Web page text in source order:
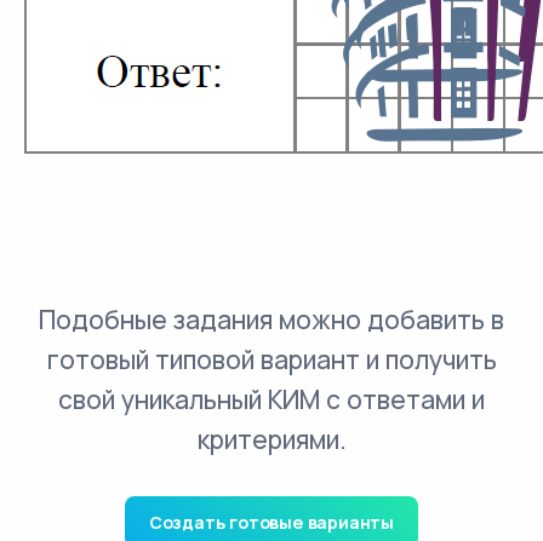
Подобные задания можно добавить в
готовый типовой вариант и получить
свой уникальный КИМ с ответами и
критериями.
Создать готовые варианты